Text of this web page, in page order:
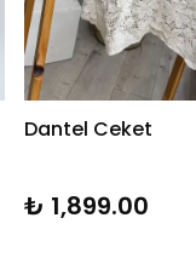
Dantel Ceket
₺ 1,899.00